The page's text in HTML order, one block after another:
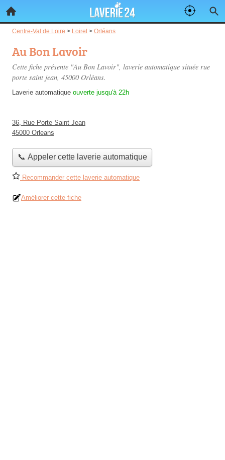
Centre-Val de Loire > Loiret > Orléans
Au Bon Lavoir
Cette fiche présente "Au Bon Lavoir", laverie automatique située rue
porte saint jean, 45000 Orléans.
Laverie automatique ouverte jusqu'à 22h
36, Rue Porte Saint Jean
45000 Orleans
📞 Appeler cette laverie automatique
Recommander cette laverie automatique
Améliorer cette fiche